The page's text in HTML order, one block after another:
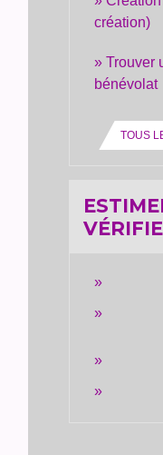
création)
Trouver
bénévolat
TOUS